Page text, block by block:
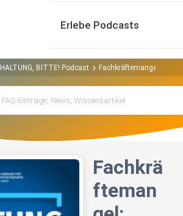
Erlebe Podcasts
HALTUNG, BITTE! Podcast Fachkräftemangel: „Ein
Fachkrä
fteman